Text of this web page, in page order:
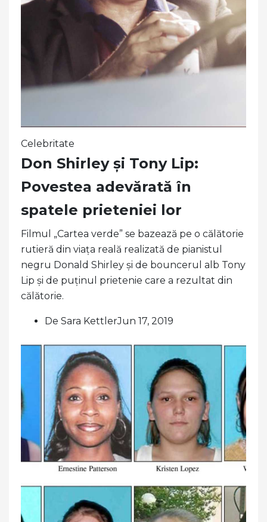
Celebritate
Don Shirley și Tony Lip:
Povestea adevărată în
spatele prieteniei lor
Filmul „Cartea verde” se bazează pe o călătorie
rutieră din viața reală realizată de pianistul
negru Donald Shirley și de bouncerul alb Tony
Lip și de puținul prietenie care a rezultat din
călătorie.
De Sara KettlerJun 17, 2019